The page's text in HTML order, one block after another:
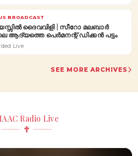
BROADCAST
ദൈവവിളി | സീറോ മലബാർ
ആദ്യത്തെ പെർമനന്റ് ഡിക്കൻ പട്ടം
Live
SEE MORE ARCHIVES
Radio Live